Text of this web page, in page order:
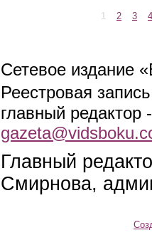
1 2 3 4
Сетевое издание
Реестровая
главный
Главный
Смирнова,